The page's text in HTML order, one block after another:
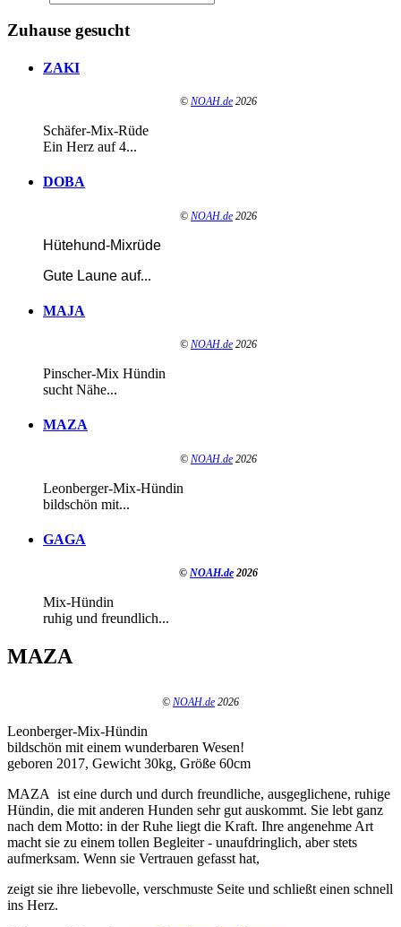
Zuhause gesucht
ZAKI
© NOAH.de 2026
Schäfer-Mix-Rüde
Ein Herz auf 4...
DOBA
© NOAH.de 2026
Hütehund-Mixrüde
Gute Laune auf...
MAJA
© NOAH.de 2026
Pinscher-Mix Hündin
sucht Nähe...
MAZA
© NOAH.de 2026
Leonberger-Mix-Hündin
bildschön mit...
GAGA
© NOAH.de 2026
Mix-Hündin
ruhig und freundlich...
MAZA
© NOAH.de 2026
Leonberger-Mix-Hündin
bildschön mit einem wunderbaren Wesen!
geboren 2017, Gewicht 30kg, Größe 60cm
MAZA ist eine durch und durch freundliche, ausgeglichene, ruhige
Hündin, die mit anderen Hunden sehr gut auskommt. Sie lebt ganz
nach dem Motto: in der Ruhe liegt die Kraft. Ihre angenehme Art
macht sie zu einem tollen Begleiter - unaufdringlich, aber stets
aufmerksam. Wenn sie Vertrauen gefasst hat,
zeigt sie ihre liebevolle, verschmuste Seite und schließt einen schnell
ins Herz.